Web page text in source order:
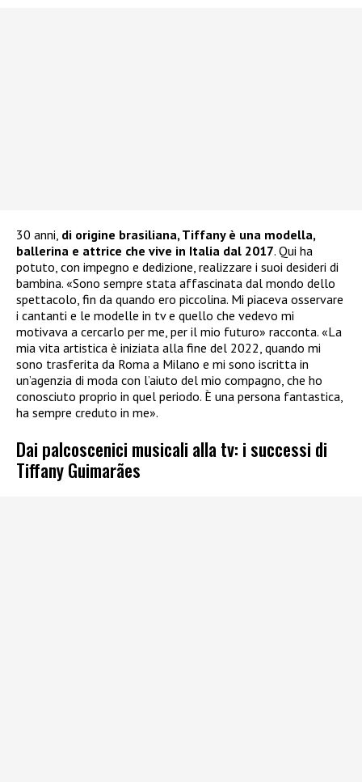
30 anni, di origine brasiliana, Tiffany è una modella,
ballerina e attrice che vive in Italia dal 2017. Qui ha
potuto, con impegno e dedizione, realizzare i suoi desideri di
bambina. «Sono sempre stata affascinata dal mondo dello
spettacolo, fin da quando ero piccolina. Mi piaceva osservare
i cantanti e le modelle in tv e quello che vedevo mi
motivava a cercarlo per me, per il mio futuro» racconta. «La
mia vita artistica è iniziata alla fine del 2022, quando mi
sono trasferita da Roma a Milano e mi sono iscritta in
un’agenzia di moda con l’aiuto del mio compagno, che ho
conosciuto proprio in quel periodo. È una persona fantastica,
ha sempre creduto in me».
Dai palcoscenici musicali alla tv: i successi di
Tiffany Guimarães